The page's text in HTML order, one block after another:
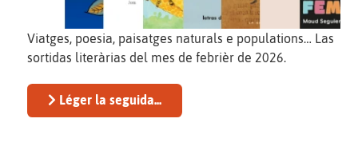
Viatges, poesia, paisatges naturals e populations… Las
sortidas literàrias del mes de febrièr de 2026.
Léger la seguida...